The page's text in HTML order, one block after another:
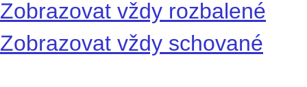
Zobrazovat vždy rozbalené
Zobrazovat vždy schované